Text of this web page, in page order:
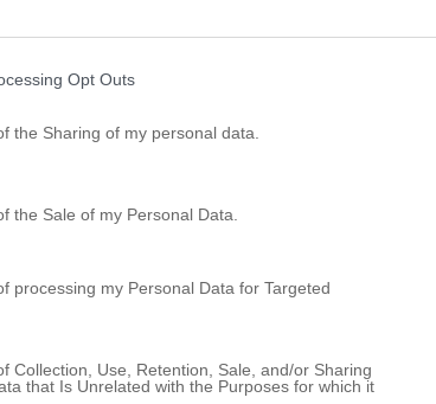
Opt Outs
the Sharing of my personal data.
the Sale of my Personal Data.
processing my Personal Data for Targeted
Collection, Use, Retention, Sale, and/or Sharing
that Is Unrelated with the Purposes for which it